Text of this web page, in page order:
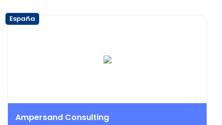
España
Ampersand Consulting